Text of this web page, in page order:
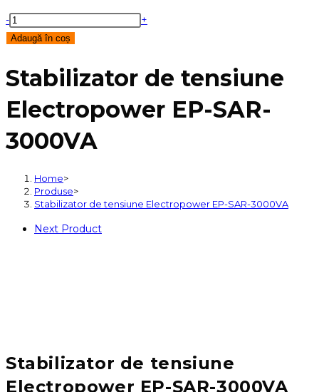
Cantitate
Stabilizator
tensiune
Electropower
EP-
3000VA
- +
Adaugă în coș
Stabilizator de tensiune
Electropower EP-SAR-
3000VA
Home>
Produse>
Stabilizator de tensiune Electropower EP-SAR-3000VA
Next Product
Stabilizator de tensiune
Electropower EP-SAR-3000VA